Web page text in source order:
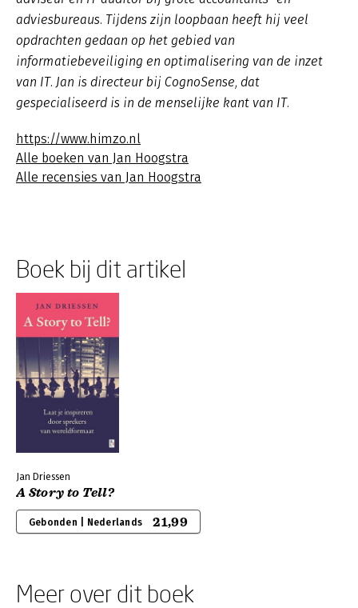
adviesbureaus. Tijdens zijn loopbaan heeft hij veel
opdrachten gedaan op het gebied van
informatiebeveiliging en optimalisering van de inzet
van IT. Jan is directeur bij CognoSense, dat
gespecialiseerd is in de menselijke kant van IT.
https://www.himzo.nl
Alle boeken van Jan Hoogstra
Alle recensies van Jan Hoogstra
Boek bij dit artikel
Jan Driessen
A Story to Tell?
Gebonden | Nederlands 21,99
Meer over dit boek